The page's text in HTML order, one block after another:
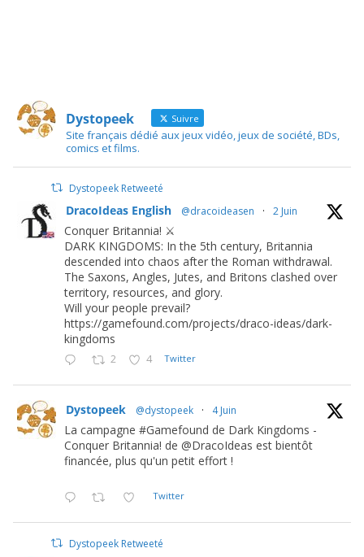
Dystopeek Suivre
Site français dédié aux jeux vidéo, jeux de société, BDs,
comics et films.
Dystopeek Retweeté
DracoIdeas English @dracoideasen · 2 Juin
Conquer Britannia! ⚔️
DARK KINGDOMS: In the 5th century, Britannia
descended into chaos after the Roman withdrawal.
The Saxons, Angles, Jutes, and Britons clashed over
territory, resources, and glory.
Will your people prevail?
https://gamefound.com/projects/draco-ideas/dark-
kingdoms
2 4 Twitter
Dystopeek @dystopeek · 4 Juin
La campagne #Gamefound de Dark Kingdoms -
Conquer Britannia! de @DracoIdeas est bientôt
financée, plus qu'un petit effort !
Twitter
Dystopeek Retweeté